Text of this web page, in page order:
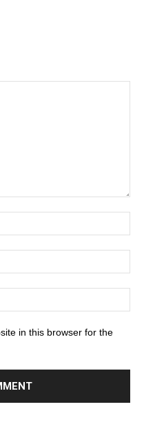
in this browser for the